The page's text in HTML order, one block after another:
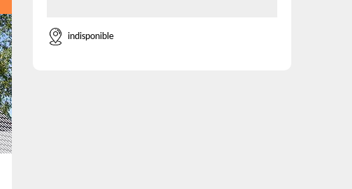
indisponible